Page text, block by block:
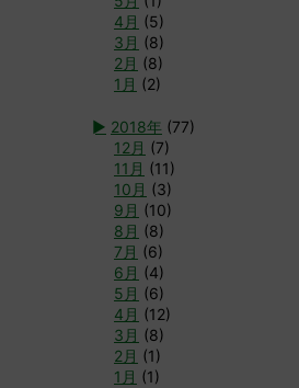
4月 (5)
3月 (8)
2月 (8)
1月 (2)
► 2018年 (77)
12月 (7)
11月 (11)
10月 (3)
9月 (10)
8月 (8)
7月 (6)
6月 (4)
5月 (6)
4月 (12)
3月 (8)
2月 (1)
1月 (1)